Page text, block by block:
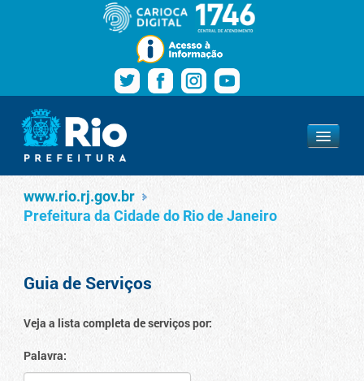
Pular para o conteúdo
Navegação
www.rio.rj.gov.br
Serviços
www.rio.rj.gov.br
Prefeitura da Cidade do Rio de Janeiro
Guia de Serviços
Veja a lista completa de serviços por:
Palavra: